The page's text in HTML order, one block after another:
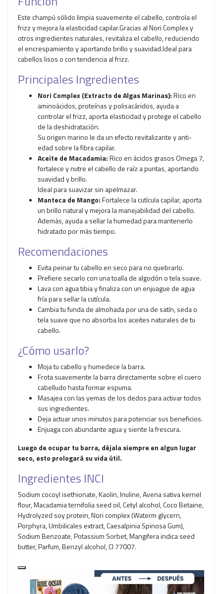
Este champú sólido limpia suavemente el cabello, controla el
frizz y mejora la elasticidad capilar.Gracias al Nori Complex y
otros ingredientes naturales, revitaliza el cabello, reduciendo
el encrespamiento y aportando brillo y suavidad.Ideal para
cabellos lisos o con tendencia al frizz.
Principales Ingredientes
Nori Complex (Extracto de Algas Marinas):Rico en
aminoácidos, proteínas y polisacáridos, ayuda a
controlar el frizz, aporta elasticidad y protege el cabello
de la deshidratación.
Su origen marino le da un efecto revitalizante y anti-
edad sobre la fibra capilar.
Aceite de Macadamia:Rico en ácidos grasos Omega 7,
fortalece y nutre el cabello de raíz a puntas, aportando
suavidad y brillo.
Ideal para suavizar sin apelmazar.
Manteca de Mango:Fortalece la cutícula capilar, aporta
un brillo natural y mejora la manejabilidad del cabello.
Además, ayuda a sellar la humedad para mantenerlo
hidratado por más tiempo.
Recomendaciones
Evita peinar tu cabello en seco para no quebrarlo.
Prefiere secarlo con una toalla de algodón o tela suave.
Lava con agua tibia y finaliza con un enjuague de agua
fría para sellar la cutícula.
Cambia tu funda de almohada por una de satín, seda o
tela suave que no absorba los aceites naturales de tu
cabello.
¿Cómo usarlo?
Moja tu cabello y humedece la barra.
Frota suavemente la barra directamente sobre el cuero
cabelludo hasta formar espuma.
Masajea con las yemas de los dedos para activar todos
sus ingredientes.
Deja actuar unos minutos para potenciar sus beneficios.
Enjuaga con abundante agua y siente la frescura.
Luego de ocupar tu barra, déjala siempre en algun lugar
seco, esto prologará su vida útil.
Ingredientes INCI
Sodium cocoyl isethionate, Kaolin, Inuline, Avena sativa kernel
flour, Macadamia ternifolia seed oil, Cetyl alcohol, Coco Betaine,
Hydrolyzed soy protein, Nori complex (Waterm glycern,
Porphyra, Umbilicales extract, Caesalpinia Spinosa Gum),
Sodium Benzoate, Potassium Sorbet, Mangifera indica seed
butter, Parfum, Benzyl alcohol, CI 77007.